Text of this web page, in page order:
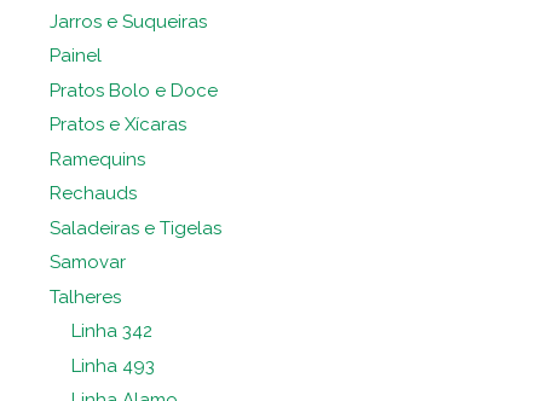
Jarros e Suqueiras
Painel
Pratos Bolo e Doce
Pratos e Xícaras
Ramequins
Rechauds
Saladeiras e Tigelas
Samovar
Talheres
Linha 342
Linha 493